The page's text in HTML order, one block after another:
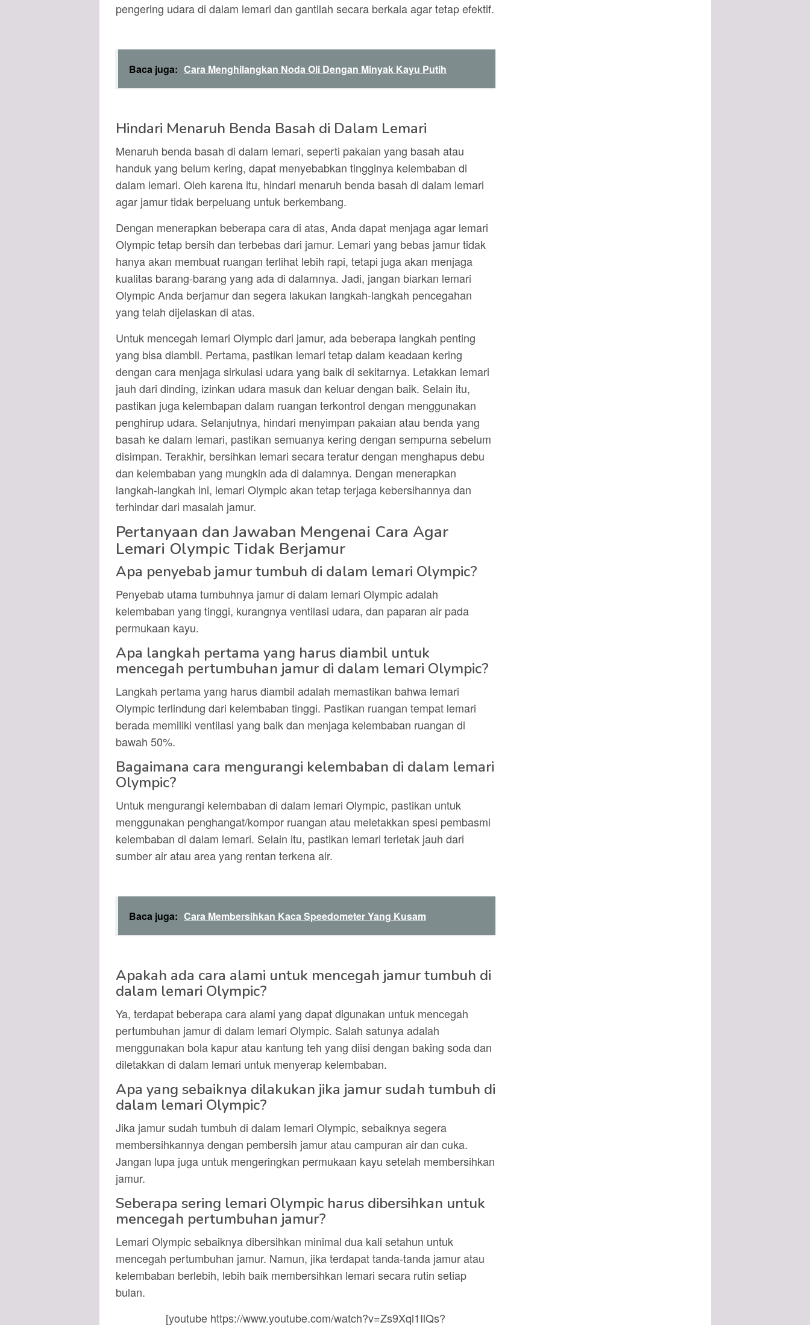
pengering udara di dalam lemari dan gantilah secara berkala agar tetap efektif.
Baca juga: Cara Menghilangkan Noda Oli Dengan Minyak Kayu Putih
Hindari Menaruh Benda Basah di Dalam Lemari
Menaruh benda basah di dalam lemari, seperti pakaian yang basah atau
handuk yang belum kering, dapat menyebabkan tingginya kelembaban di
dalam lemari. Oleh karena itu, hindari menaruh benda basah di dalam lemari
agar jamur tidak berpeluang untuk berkembang.
Dengan menerapkan beberapa cara di atas, Anda dapat menjaga agar lemari
Olympic tetap bersih dan terbebas dari jamur. Lemari yang bebas jamur tidak
hanya akan membuat ruangan terlihat lebih rapi, tetapi juga akan menjaga
kualitas barang-barang yang ada di dalamnya. Jadi, jangan biarkan lemari
Olympic Anda berjamur dan segera lakukan langkah-langkah pencegahan
yang telah dijelaskan di atas.
Untuk mencegah lemari Olympic dari jamur, ada beberapa langkah penting
yang bisa diambil. Pertama, pastikan lemari tetap dalam keadaan kering
dengan cara menjaga sirkulasi udara yang baik di sekitarnya. Letakkan lemari
jauh dari dinding, izinkan udara masuk dan keluar dengan baik. Selain itu,
pastikan juga kelembapan dalam ruangan terkontrol dengan menggunakan
penghirup udara. Selanjutnya, hindari menyimpan pakaian atau benda yang
basah ke dalam lemari, pastikan semuanya kering dengan sempurna sebelum
disimpan. Terakhir, bersihkan lemari secara teratur dengan menghapus debu
dan kelembaban yang mungkin ada di dalamnya. Dengan menerapkan
langkah-langkah ini, lemari Olympic akan tetap terjaga kebersihannya dan
terhindar dari masalah jamur.
Pertanyaan dan Jawaban Mengenai Cara Agar
Lemari Olympic Tidak Berjamur
Apa penyebab jamur tumbuh di dalam lemari Olympic?
Penyebab utama tumbuhnya jamur di dalam lemari Olympic adalah
kelembaban yang tinggi, kurangnya ventilasi udara, dan paparan air pada
permukaan kayu.
Apa langkah pertama yang harus diambil untuk
mencegah pertumbuhan jamur di dalam lemari Olympic?
Langkah pertama yang harus diambil adalah memastikan bahwa lemari
Olympic terlindung dari kelembaban tinggi. Pastikan ruangan tempat lemari
berada memiliki ventilasi yang baik dan menjaga kelembaban ruangan di
bawah 50%.
Bagaimana cara mengurangi kelembaban di dalam lemari
Olympic?
Untuk mengurangi kelembaban di dalam lemari Olympic, pastikan untuk
menggunakan penghangat/kompor ruangan atau meletakkan spesi pembasmi
kelembaban di dalam lemari. Selain itu, pastikan lemari terletak jauh dari
sumber air atau area yang rentan terkena air.
Baca juga: Cara Membersihkan Kaca Speedometer Yang Kusam
Apakah ada cara alami untuk mencegah jamur tumbuh di
dalam lemari Olympic?
Ya, terdapat beberapa cara alami yang dapat digunakan untuk mencegah
pertumbuhan jamur di dalam lemari Olympic. Salah satunya adalah
menggunakan bola kapur atau kantung teh yang diisi dengan baking soda dan
diletakkan di dalam lemari untuk menyerap kelembaban.
Apa yang sebaiknya dilakukan jika jamur sudah tumbuh di
dalam lemari Olympic?
Jika jamur sudah tumbuh di dalam lemari Olympic, sebaiknya segera
membersihkannya dengan pembersih jamur atau campuran air dan cuka.
Jangan lupa juga untuk mengeringkan permukaan kayu setelah membersihkan
jamur.
Seberapa sering lemari Olympic harus dibersihkan untuk
mencegah pertumbuhan jamur?
Lemari Olympic sebaiknya dibersihkan minimal dua kali setahun untuk
mencegah pertumbuhan jamur. Namun, jika terdapat tanda-tanda jamur atau
kelembaban berlebih, lebih baik membersihkan lemari secara rutin setiap
bulan.
[youtube https://www.youtube.com/watch?v=Zs9Xql1IlQs?